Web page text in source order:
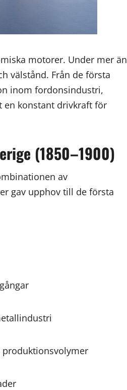
motorer. Under mer än
välstånd. Från de första
inom fordonsindustri,
en konstant drivkraft för
(1850–1900)
av
gav upphov till de första
produktionsvolymer